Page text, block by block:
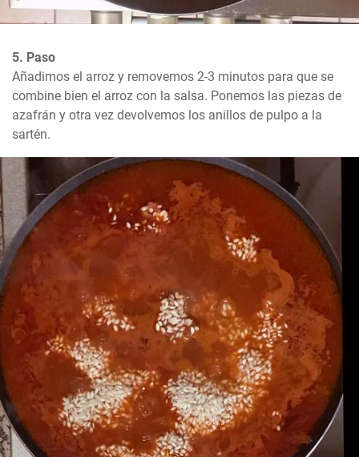
5. Paso
Añadimos el arroz y removemos 2-3 minutos para que se
combine bien el arroz con la salsa. Ponemos las piezas de
azafrán y otra vez devolvemos los anillos de pulpo a la
sartén.